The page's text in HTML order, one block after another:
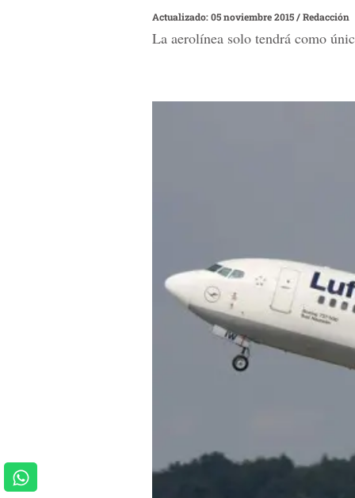
Actualizado: 05 noviembre 2015/Redacción
La aerolínea solo tendrá como